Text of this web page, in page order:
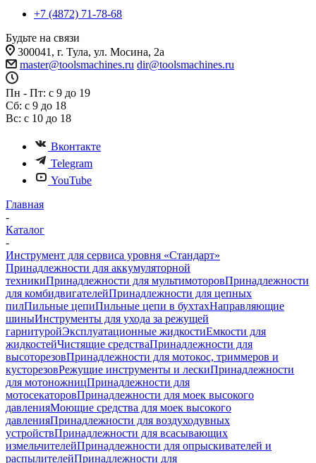
+7 (4872) 71-78-68
Будьте на связи
300041, г. Тула, ул. Мосина, 2а
master@toolsmachines.ru dir@toolsmachines.ru
Пн - Пт: с 9 до 19
Сб: с 9 до 18
Вс: с 10 до 18
Вконтакте
Telegram
YouTube
Главная
-
Каталог
-
Инструмент для сервиса уровня «Стандарт»
Принадлежности для аккумуляторной
техникиПринадлежности для мультимоторовПринадлежности
для комбидвигателейПринадлежности для цепных
пилПильные цепиПильные цепи в бухтахНаправляющие
шиныИнструменты для ухода за режущей
гарнитуройЭксплуатационные жидкостиЕмкости для
жидкостейЧистящие средстваПринадлежности для
высоторезовПринадлежности для мотокос, триммеров и
кусторезовРежущие инструменты и лескиПринадлежности
для мотоножницПринадлежности для
мотосекаторовПринадлежности для моек высокого
давленияМоющие средства для моек высокого
давленияПринадлежности для воздуходувных
устройствПринадлежности для всасывающих
измельчителейПринадлежности для опрыскивателей и
распылителейПринадлежности для